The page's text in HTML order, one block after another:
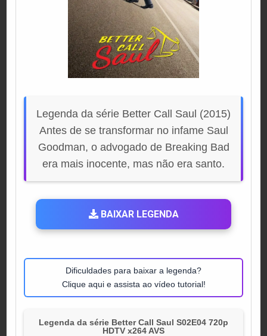
Legenda da série Better Call Saul (2015)
Antes de se transformar no infame Saul
Goodman, o advogado de Breaking Bad
era mais inocente, mas não era santo.
BAIXAR LEGENDA
Dificuldades para baixar a legenda?
Clique aqui e assista ao vídeo tutorial!
Legenda da série Better Call Saul S02E04 720p
HDTV x264 AVS